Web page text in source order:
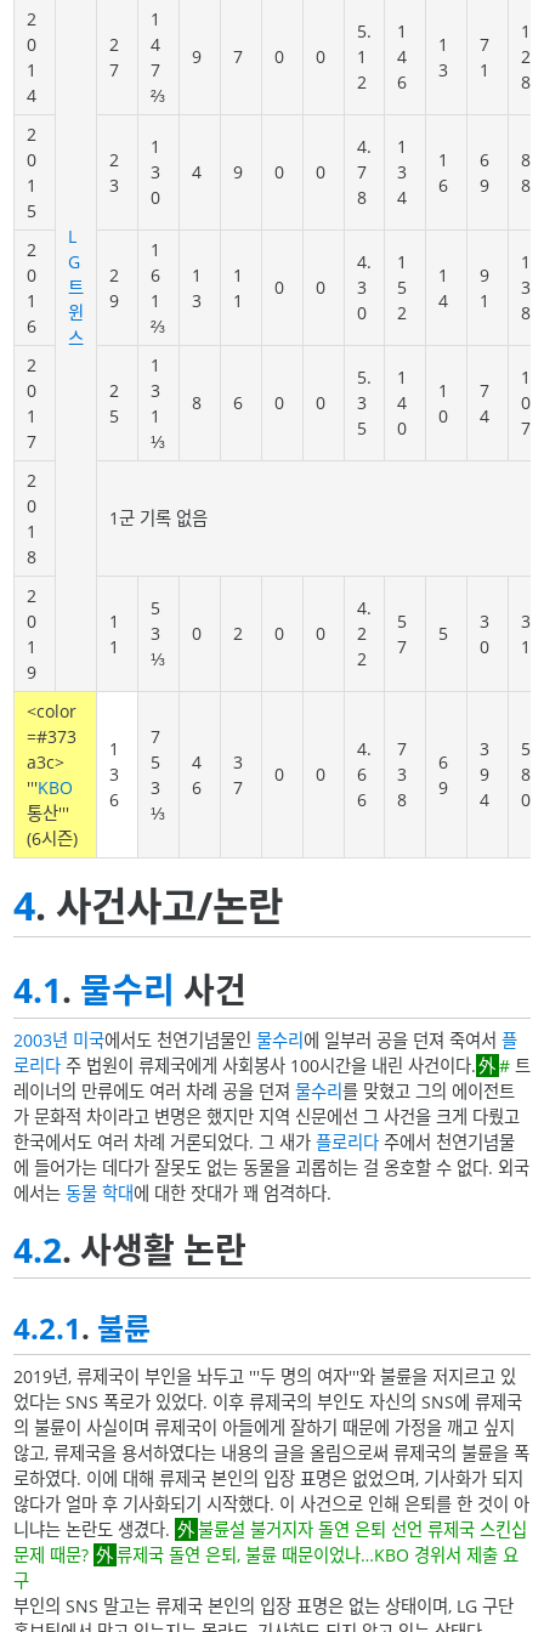
L
G
트
윈
스
2
0
1
4
2
7
1
4
7
⅔
9 7 0 0
5.
1
2
1
4
6
1
3
7
1
1
2
8
2
0
1
5
2
3
1
3
0
4 9 0 0
4.
7
8
1
3
4
1
6
6
9
8
8
2
0
1
6
2
9
1
6
1
⅔
1
3
1
1
0 0
4.
3
0
1
5
2
1
4
9
1
1
3
8
2
0
1
7
2
5
1
3
1
⅓
8 6 0 0
5.
3
5
1
4
0
1
0
7
4
1
0
7
2
0
1
8
1군 기록 없음
2
0
1
9
1
1
5
3
⅓
0 2 0 0
4.
2
2
5
7
5
3
0
3
1
<color
=#373
a3c>
'''KBO
통산'''
(6시즌)
1
3
6
7
5
3
⅓
4
6
3
7
0 0
4.
6
6
7
3
8
6
9
3
9
4
5
8
0
4. 사건사고/논란
4.1. 물수리 사건
2003년 미국에서도 천연기념물인물수리에 일부러 공을 던져 죽여서플
로리다 주 법원이 류제국에게 사회봉사 100시간을 내린 사건이다. #트
레이너의 만류에도 여러 차례 공을 던져물수리를 맞혔고 그의 에이전트
가 문화적 차이라고 변명은 했지만 지역 신문에선 그 사건을 크게 다뤘고
한국에서도 여러 차례 거론되었다. 그 새가플로리다 주에서 천연기념물
에 들어가는 데다가 잘못도 없는 동물을 괴롭히는 걸 옹호할 수 없다. 외국
에서는동물 학대에 대한 잣대가 꽤 엄격하다.
4.2. 사생활 논란
4.2.1. 불륜
2019년, 류제국이 부인을 놔두고 '''두 명의 여자'''와 불륜을 저지르고 있
었다는 SNS 폭로가 있었다. 이후 류제국의 부인도 자신의 SNS에 류제국
의 불륜이 사실이며 류제국이 아들에게 잘하기 때문에 가정을 깨고 싶지
않고, 류제국을 용서하였다는 내용의 글을 올림으로써 류제국의 불륜을 폭
로하였다. 이에 대해 류제국 본인의 입장 표명은 없었으며, 기사화가 되지
않다가 얼마 후 기사화되기 시작했다. 이 사건으로 인해 은퇴를 한 것이 아
니냐는 논란도 생겼다.
불륜설 불거지자 돌연 은퇴 선언 류제국 스킨십
문제 때문?
류제국 돌연 은퇴, 불륜 때문이었나…KBO 경위서 제출 요
구
부인의 SNS 말고는 류제국 본인의 입장 표명은 없는 상태이며, LG 구단